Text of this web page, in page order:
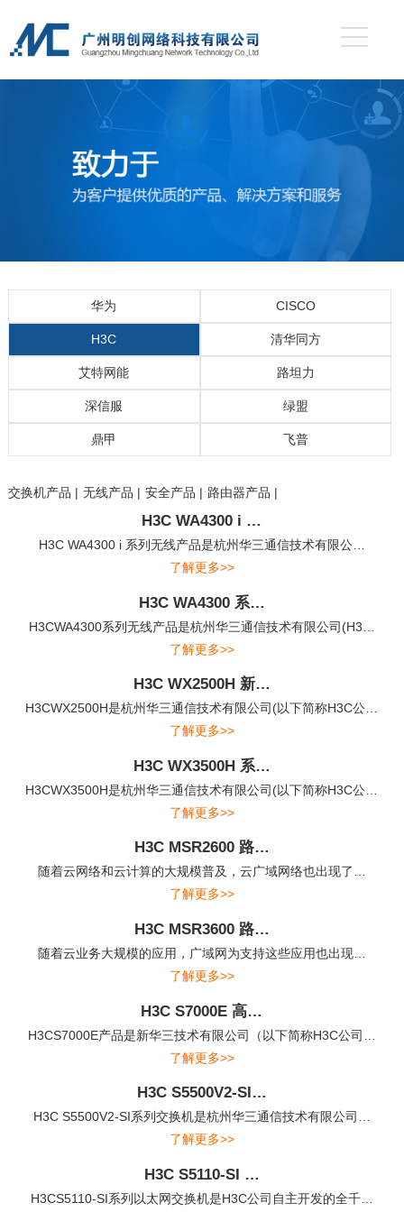
华为 CISCO
H3C 清华同方
艾特网能 路坦力
深信服 绿盟
鼎甲 飞普
交换机 |
路由器 |
网络安全 |
无线网络 |
光传输网 |
路由器 |
交换机 |
安全设备 |
无线网络 |
远程会议系统 |
交换机产品 | 无线产品 | 安全产品 | 路由器产品 |
AC上网行为管理/SG上网优化 |
远程安全评估系统解决方案 |
飞普BMS管理平台解决方案 |
飞普数据中心基础设施管理解决方案 |
H3C WA4300 i …
H3C WA4300 i 系列无线产品是杭州华三通信技术有限公…
了解更多>>
H3C WA4300 系…
H3CWA4300系列无线产品是杭州华三通信技术有限公司(H3…
了解更多>>
H3C WX2500H 新…
H3CWX2500H是杭州华三通信技术有限公司(以下简称H3C公…
了解更多>>
H3C WX3500H 系…
H3CWX3500H是杭州华三通信技术有限公司(以下简称H3C公…
了解更多>>
H3C MSR2600 路…
随着云网络和云计算的大规模普及，云广域网络也出现了…
了解更多>>
H3C MSR3600 路…
随着云业务大规模的应用，广域网为支持这些应用也出现…
了解更多>>
H3C S7000E 高…
H3CS7000E产品是新华三技术有限公司（以下简称H3C公司…
了解更多>>
H3C S5500V2-SI…
H3C S5500V2-SI系列交换机是杭州华三通信技术有限公司…
了解更多>>
H3C S5110-SI …
H3CS5110-SI系列以太网交换机是H3C公司自主开发的全千…